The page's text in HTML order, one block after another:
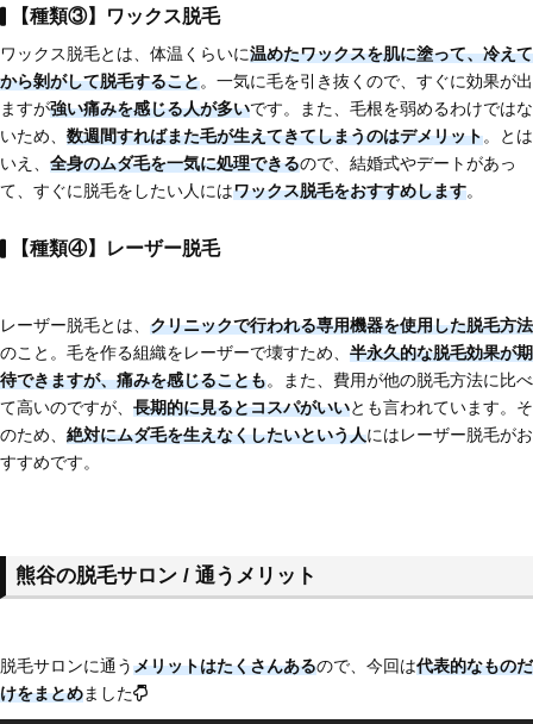
【種類③】ワックス脱毛
ワックス脱毛とは、体温くらいに温めたワックスを肌に塗って、冷えて
から剝がして脱毛すること。一気に毛を引き抜くので、すぐに効果が出
ますが強い痛みを感じる人が多いです。また、毛根を弱めるわけではな
いため、 数週間すればまた毛が生えてきてしまうのはデメリット。とは
いえ、 全身のムダ毛を一気に処理できるので、結婚式やデートがあっ
て、すぐに脱毛をしたい人にはワックス脱毛をおすすめします。
【種類④】レーザー脱毛
レーザー脱毛とは、 クリニックで行われる専用機器を使用した脱毛方法
のこと。毛を作る組織をレーザーで壊すため、 半永久的な脱毛効果が期
待できますが、痛みを感じることも。また、費用が他の脱毛方法に比べ
て高いのですが、 長期的に見るとコスパがいいとも言われています。そ
のため、 絶対にムダ毛を生えなくしたいという人にはレーザー脱毛がお
すすめです。
熊谷の脱毛サロン / 通うメリット
脱毛サロンに通うメリットはたくさんあるので、今回は代表的なものだ
けをまとめました